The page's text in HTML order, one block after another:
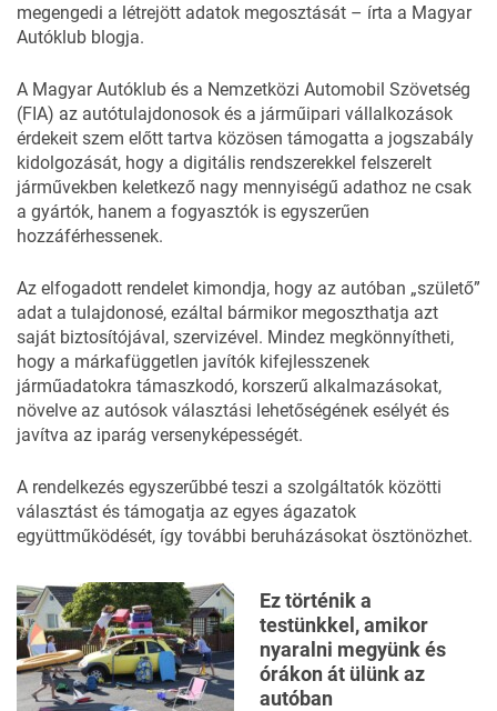
megengedi a létrejött adatok megosztását – írta a Magyar
Autóklub blogja.
A Magyar Autóklub és a Nemzetközi Automobil Szövetség
(FIA) az autótulajdonosok és a járműipari vállalkozások
érdekeit szem előtt tartva közösen támogatta a jogszabály
kidolgozását, hogy a digitális rendszerekkel felszerelt
járművekben keletkező nagy mennyiségű adathoz ne csak
a gyártók, hanem a fogyasztók is egyszerűen
hozzáférhessenek.
Az elfogadott rendelet kimondja, hogy az autóban „születő”
adat a tulajdonosé, ezáltal bármikor megoszthatja azt
saját biztosítójával, szervizével. Mindez megkönnyítheti,
hogy a márkafüggetlen javítók kifejlesszenek
járműadatokra támaszkodó, korszerű alkalmazásokat,
növelve az autósok választási lehetőségének esélyét és
javítva az iparág versenyképességét.
A rendelkezés egyszerűbbé teszi a szolgáltatók közötti
választást és támogatja az egyes ágazatok
együttműködését, így további beruházásokat ösztönözhet.
Ez történik a
testünkkel, amikor
nyaralni megyünk és
órákon át ülünk az
autóban